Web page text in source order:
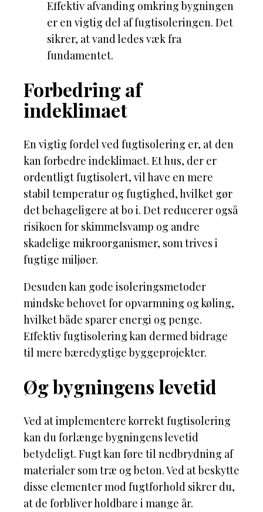
Effektiv afvanding omkring bygningen
er en vigtig del af fugtisoleringen. Det
sikrer, at vand ledes væk fra
fundamentet.
Forbedring af
indeklimaet
En vigtig fordel ved fugtisolering er, at den
kan forbedre indeklimaet. Et hus, der er
ordentligt fugtisolert, vil have en mere
stabil temperatur og fugtighed, hvilket gør
det behageligere at bo i. Det reducerer også
risikoen for skimmelsvamp og andre
skadelige mikroorganismer, som trives i
fugtige miljøer.
Desuden kan gode isoleringsmetoder
mindske behovet for opvarmning og køling,
hvilket både sparer energi og penge.
Effektiv fugtisolering kan dermed bidrage
til mere bæredygtige byggeprojekter.
Øg bygningens levetid
Ved at implementere korrekt fugtisolering
kan du forlænge bygningens levetid
betydeligt. Fugt kan føre til nedbrydning af
materialer som træ og beton. Ved at beskytte
disse elementer mod fugtforhold sikrer du,
at de forbliver holdbare i mange år.